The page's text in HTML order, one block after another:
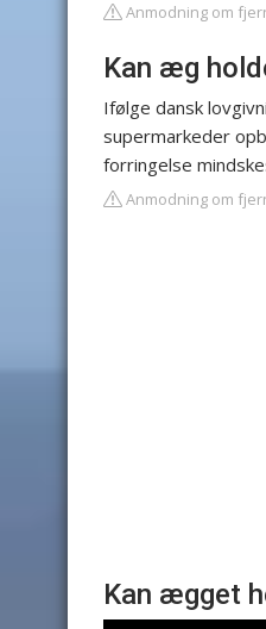
Anmodning om
Kan æg
Ifølge dansk
supermarkeder
forringelse
Anmodning om
Kan ægget